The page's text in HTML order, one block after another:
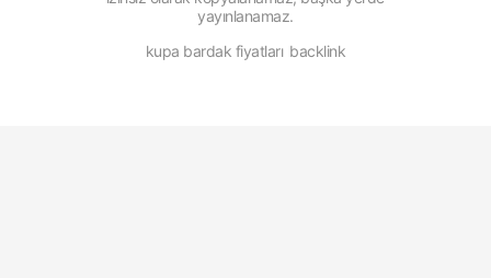
yayınlanamaz.
kupa bardak fiyatları backlink